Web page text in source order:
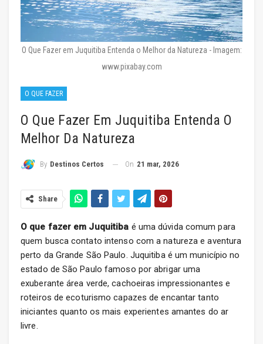
O Que Fazer em Juquitiba Entenda o Melhor da Natureza - Imagem:
www.pixabay.com
O QUE FAZER
O Que Fazer Em Juquitiba Entenda O
Melhor Da Natureza
By Destinos Certos On 21 mar, 2026
Share
O que fazer em Juquitiba é uma dúvida comum para
quem busca contato intenso com a natureza e aventura
perto da Grande São Paulo. Juquitiba é um município no
estado de São Paulo famoso por abrigar uma
exuberante área verde, cachoeiras impressionantes e
roteiros de ecoturismo capazes de encantar tanto
iniciantes quanto os mais experientes amantes do ar
livre.